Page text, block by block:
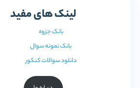
لینک های مفید
بانک جزوه
بانک نمونه سوال
دانلود سوالات کنکور